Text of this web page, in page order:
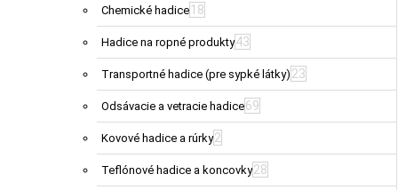
Chemické hadice 18
Hadice na ropné produkty43
Transportné hadice (pre sypké látky) 23
Odsávacie a vetracie hadice69
Kovové hadice a rúrky2
Teflónové hadice a koncovky28